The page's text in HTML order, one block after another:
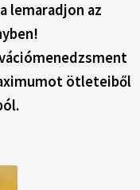
lemaradjon az
ötleteiből